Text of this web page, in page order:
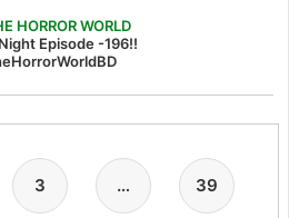
HORROR WORLD
Episode -196!!
3 … 39